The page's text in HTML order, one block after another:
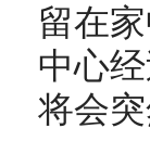
留在
中心
将会